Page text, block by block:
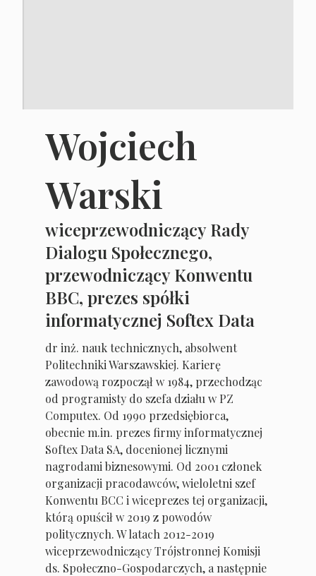
Wojciech
Warski
wiceprzewodniczący Rady
Dialogu Społecznego,
przewodniczący Konwentu
BBC, prezes spółki
informatycznej Softex Data
dr inż. nauk technicznych, absolwent
Politechniki Warszawskiej. Karierę
zawodową rozpoczął w 1984, przechodząc
od programisty do szefa działu w PZ
Computex. Od 1990 przedsiębiorca,
obecnie m.in. prezes firmy informatycznej
Softex Data SA, docenionej licznymi
nagrodami biznesowymi. Od 2001 członek
organizacji pracodawców, wieloletni szef
Konwentu BCC i wiceprezes tej organizacji,
którą opuścił w 2019 z powodów
politycznych. W latach 2012-2019
wiceprzewodniczący Trójstronnej Komisji
ds. Społeczno-Gospodarczych, a następnie